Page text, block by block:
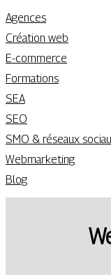
Agences
Création web
E-commerce
Formations
SEA
SEO
SMO & réseaux
Webmarketing
Blog